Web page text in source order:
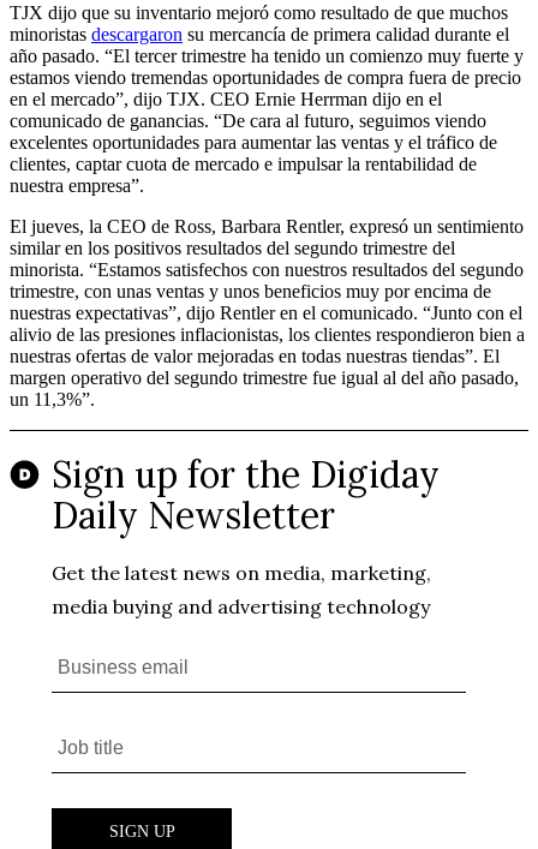
TJX dijo que su inventario mejoró como resultado de que muchos
minoristas descargaron su mercancía de primera calidad durante el
año pasado. “El tercer trimestre ha tenido un comienzo muy fuerte y
estamos viendo tremendas oportunidades de compra fuera de precio
en el mercado”, dijo TJX. CEO Ernie Herrman dijo en el
comunicado de ganancias. “De cara al futuro, seguimos viendo
excelentes oportunidades para aumentar las ventas y el tráfico de
clientes, captar cuota de mercado e impulsar la rentabilidad de
nuestra empresa”.
El jueves, la CEO de Ross, Barbara Rentler, expresó un sentimiento
similar en los positivos resultados del segundo trimestre del
minorista. “Estamos satisfechos con nuestros resultados del segundo
trimestre, con unas ventas y unos beneficios muy por encima de
nuestras expectativas”, dijo Rentler en el comunicado. “Junto con el
alivio de las presiones inflacionistas, los clientes respondieron bien a
nuestras ofertas de valor mejoradas en todas nuestras tiendas”. El
margen operativo del segundo trimestre fue igual al del año pasado,
un 11,3%”.